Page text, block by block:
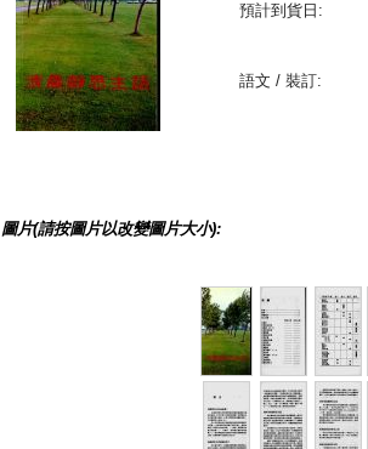
預計到貨日:
語文 / 裝訂:
圖片(請按圖片以改變圖片大小):